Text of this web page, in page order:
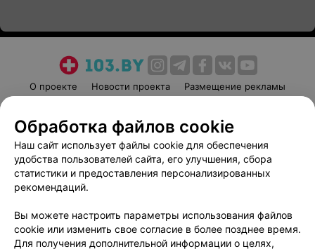
О проекте Новости проекта
Размещение рекламы
Пользовательское соглашение
Способы оплаты
Вакансии
Партнеры
Написать руководителю 103.by
Обработка персональных данных
Обработка файлов cookie
Наш сайт использует файлы cookie для обеспечения
удобства пользователей сайта, его улучшения, сбора
статистики и предоставления персонализированных
рекомендаций.
Вы можете настроить параметры использования файлов
cookie или изменить свое согласие в более позднее время.
Для получения дополнительной информации о целях,